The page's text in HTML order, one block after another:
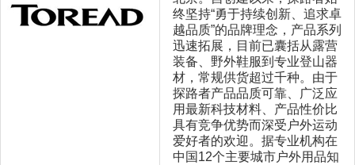
终坚持“勇于持续创新、追求卓
越品质”的品牌理念，产品系列
迅速拓展，目前已囊括从露营
装备、野外鞋服到专业登山器
材，常规供货超过千种。由于
探路者产品品质可靠、广泛应
用最新科技材料、产品性价比
具有竞争优势而深受户外运动
爱好者的欢迎。据专业机构在
中国12个主要城市户外用品知